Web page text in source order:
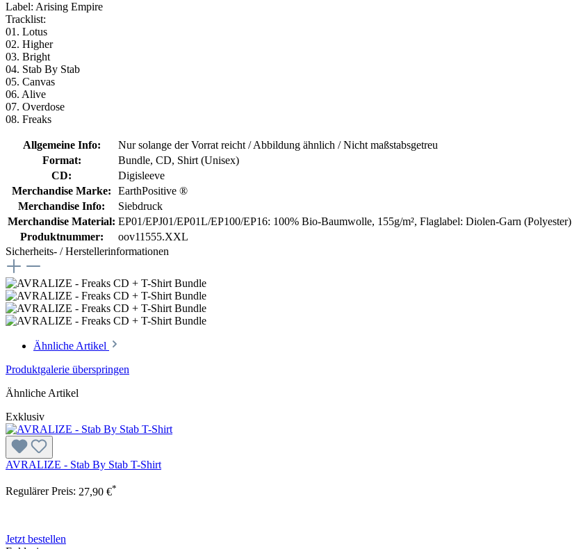
Label: Arising Empire
Tracklist:
01. Lotus
02. Higher
03. Bright
04. Stab By Stab
05. Canvas
06. Alive
07. Overdose
08. Freaks
Allgemeine Info:
Nur solange der Vorrat reicht / Abbildung ähnlich / Nicht maßstabsgetreu
Format:
Bundle, CD, Shirt (Unisex)
CD:
Digisleeve
Merchandise Marke:
EarthPositive ®
Merchandise Info:
Siebdruck
Merchandise Material: EP01/EPJ01/EP01L/EP100/EP16: 100% Bio-Baumwolle, 155g/m², Flaglabel: Diolen-Garn (Polyester)
Produktnummer:
oov11555.XXL
Sicherheits- / Herstellerinformationen
Ähnliche Artikel
Produktgalerie überspringen
Ähnliche Artikel
Exklusiv
AVRALIZE - Stab By Stab T-Shirt
Regulärer Preis: 27,90 €*
Jetzt bestellen